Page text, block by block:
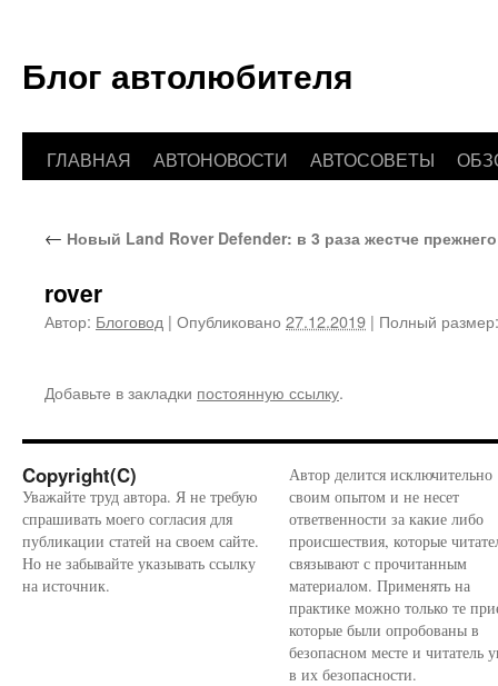
Блог автолюбителя
Перейти
содержимому
ГЛАВНАЯ АВТОНОВОСТИ АВТОСОВЕТЫ
← Новый Land Rover Defender: в 3 раза жестче
rover
Автор: Блоговод | Опубликовано 27.12.2019 | Полный
Добавьте в закладки постоянную ссылку.
Copyright(C)
Уважайте труд автора. Я не требую
спрашивать моего согласия для
публикации статей на своем сайте.
Но не забывайте указывать ссылку
на источник.
Автор делится исключительно
своим опытом и не несет
ответвенности за какие либо
происшествия, которые
связывают с прочитанным
материалом. Применять на
практике можно только те
которые были опробованы в
безопасном месте и читатель
в их безопасности.